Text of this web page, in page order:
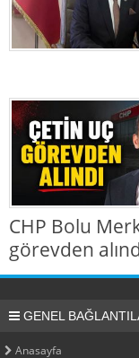
CHP Bolu
görevden
GENEL
Anasayfa